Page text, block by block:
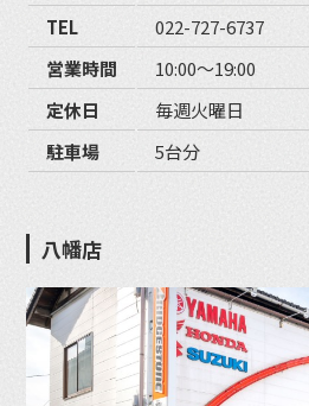
TEL
022-727-6737
営業時間
10:00〜19:00
定休日
毎週火曜日
駐車場
5台分
八幡店